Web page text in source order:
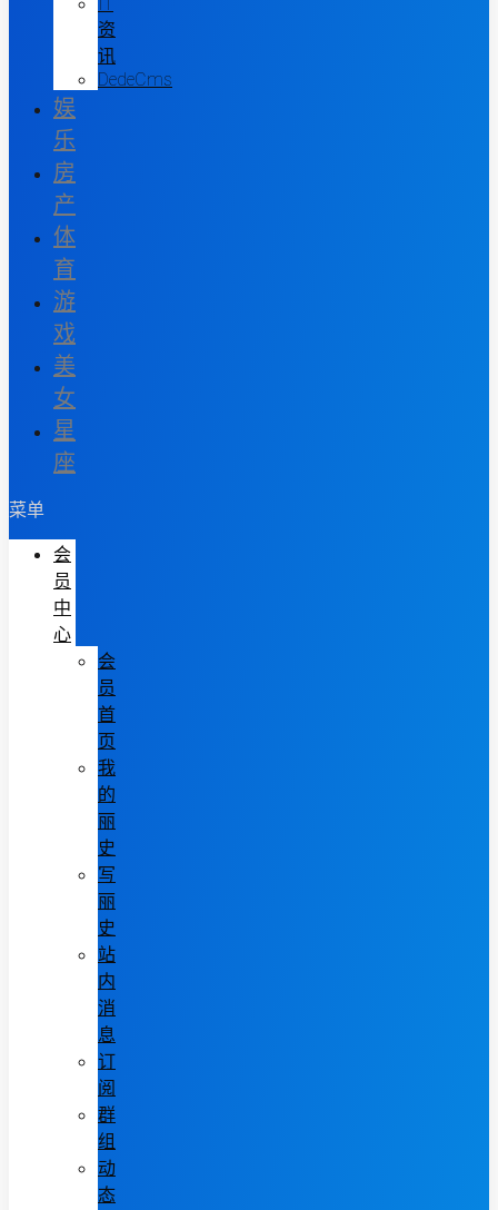
资
讯
DedeCms
娱
乐
房
产
体
育
游
戏
美
女
星
座
菜单
会
员
中
心
会
员
首
页
我
的
丽
史
写
丽
史
站
内
消
息
订
阅
群
组
动
态